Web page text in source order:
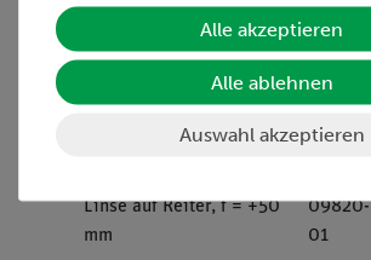
Optische Profilbank für
Schülerversuche, l =
08376-
00
Farbfiltersatz für
09807-
Linse auf Reiter, f = +50
mm
09820-
01
Alle akzeptieren
Alle ablehnen
Auswahl akzeptieren